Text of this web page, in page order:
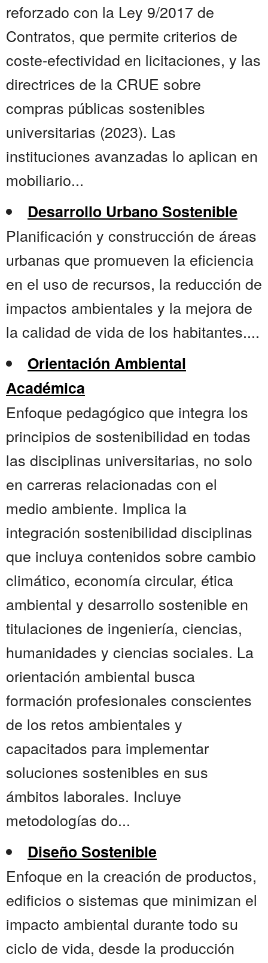
reforzado con la Ley 9/2017 de
Contratos, que permite criterios de
coste-efectividad en licitaciones, y las
directrices de la CRUE sobre
compras públicas sostenibles
universitarias (2023). Las
instituciones avanzadas lo aplican en
mobiliario...
Desarrollo Urbano Sostenible
Planificación y construcción de áreas
urbanas que promueven la eficiencia
en el uso de recursos, la reducción de
impactos ambientales y la mejora de
la calidad de vida de los habitantes....
Orientación Ambiental
Académica
Enfoque pedagógico que integra los
principios de sostenibilidad en todas
las disciplinas universitarias, no solo
en carreras relacionadas con el
medio ambiente. Implica la
integración sostenibilidad disciplinas
que incluya contenidos sobre cambio
climático, economía circular, ética
ambiental y desarrollo sostenible en
titulaciones de ingeniería, ciencias,
humanidades y ciencias sociales. La
orientación ambiental busca
formación profesionales conscientes
de los retos ambientales y
capacitados para implementar
soluciones sostenibles en sus
ámbitos laborales. Incluye
metodologías do...
Diseño Sostenible
Enfoque en la creación de productos,
edificios o sistemas que minimizan el
impacto ambiental durante todo su
ciclo de vida, desde la producción